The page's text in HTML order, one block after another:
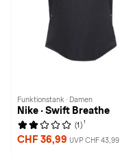
Funktionstank · Damen
Nike · Swift Breathe
(1) 1
CHF 36,99 UVP CHF 43,99